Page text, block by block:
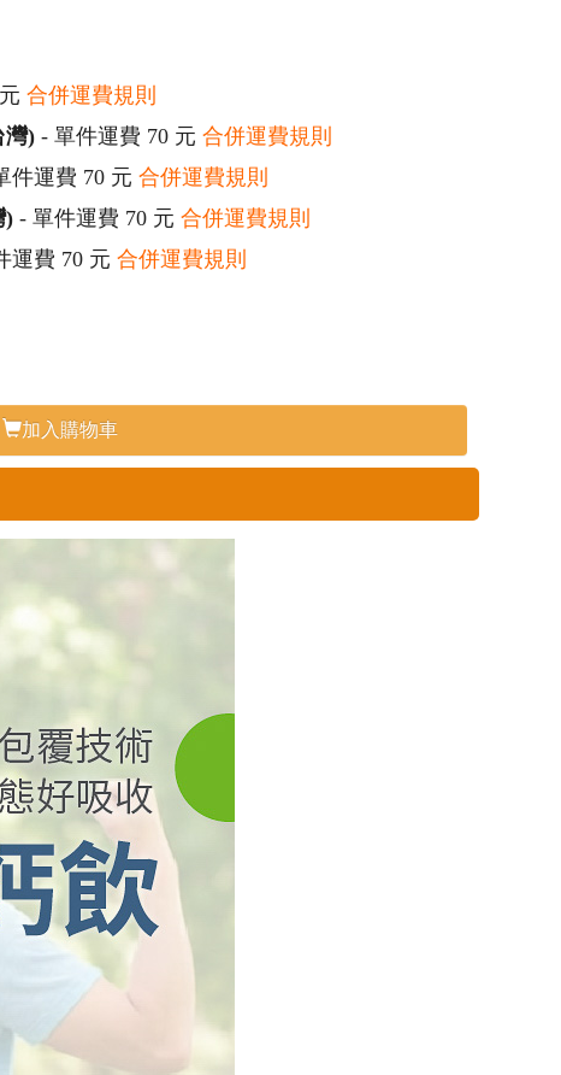
合併運費規則
灣)- 單件運費 70 元 合併運費規則
件運費 70 元 合併運費規則
)- 單件運費 70 元 合併運費規則
運費 70 元 合併運費規則
加入購物車